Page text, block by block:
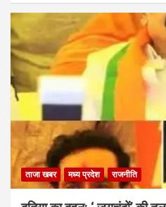
ce
b
o
o
k
at
s
A
p
p
ail
ताजा खबर मध्य प्रदेश राजनीति